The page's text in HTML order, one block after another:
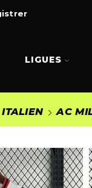
LIGUES
AC